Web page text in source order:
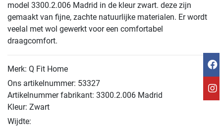
model 3300.2.006 Madrid in de kleur zwart. deze zijn
gemaakt van fijne, zachte natuurlijke materialen. Er wordt
veelal met wol gewerkt voor een comfortabel
draagcomfort.
Merk: Q Fit Home
Ons artikelnummer: 53327
Artikelnummer fabrikant: 3300.2.006 Madrid
Kleur: Zwart
Wijdte: